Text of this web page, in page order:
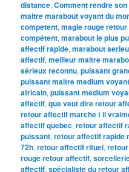
distance,Comment rendre
maitre marabout voyant du
competent,magie rouge
compétent,marabout le plus
affectif rapide,marabout
affectif,meilleur maitre
sérieux reconnu,puissant
puissant maitre medium
africain,puissant medium
affectif,que veut dire retour
retour affectif marche t il
affectif quebec,retour affectif
puissant,retour affectif rapide
72h,retour affectif rituel,
rouge retour affectif,
affectif,spécialiste du retour